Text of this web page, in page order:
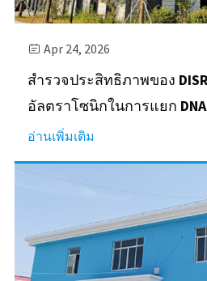
 Apr 24, 2026
สำรวจประสิทธิภาพของ
อัลตราโซนิกในการแยก DNA
อ่านเพิ่มเติม